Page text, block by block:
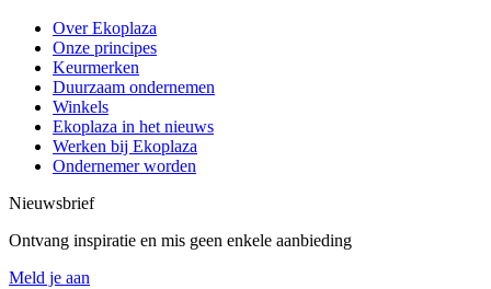
Over Ekoplaza
Onze principes
Keurmerken
Duurzaam ondernemen
Winkels
Ekoplaza in het nieuws
Werken bij Ekoplaza
Ondernemer worden
Nieuwsbrief
Ontvang inspiratie en mis geen enkele aanbieding
Meld je aan